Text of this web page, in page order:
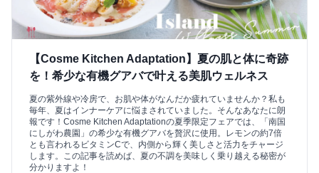
【Cosme Kitchen Adaptation】夏の肌と体に奇跡
を！希少な有機グアバで叶える美肌ウェルネス
夏の紫外線や冷房で、お肌や体がなんだか疲れていませんか？私も
毎年、夏はインナーケアに悩まされていました。そんなあなたに朗
報です！Cosme Kitchen Adaptationの夏季限定フェアでは、「南国
にしがわ農園」の希少な有機グアバを贅沢に使用。レモンの約7倍
とも言われるビタミンCで、内側から輝く美しさと活力をチャージ
します。この記事を読めば、夏の不調を美味しく乗り越える秘密が
分かりますよ！